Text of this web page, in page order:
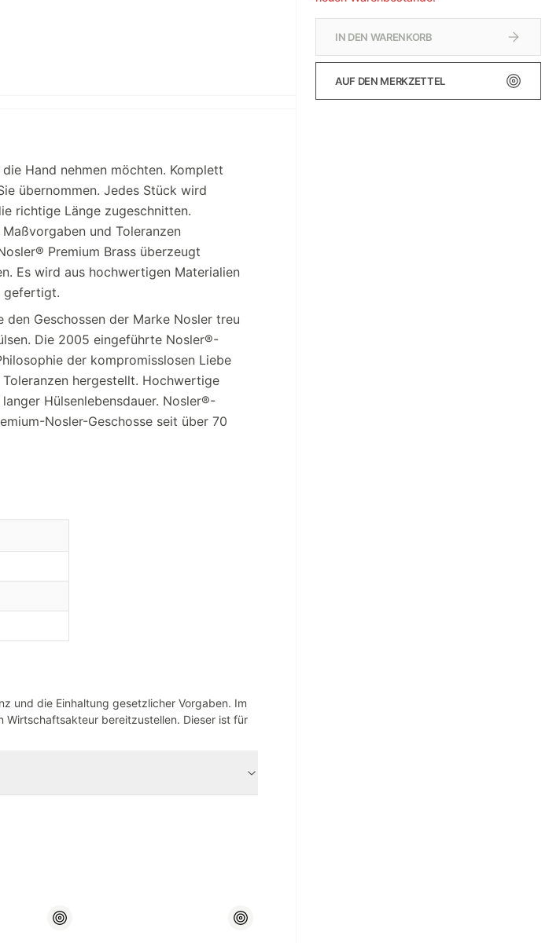
Hand nehmen möchten. Komplett
übernommen. Jedes Stück wird
richtige Länge zugeschnitten.
und Toleranzen
Premium Brass überzeugt
Es wird aus hochwertigen Materialien
gefertigt.
Geschossen der Marke Nosler treu
Die 2005 eingeführte Nosler®-
der kompromisslosen Liebe
hergestellt. Hochwertige
Hülsenlebensdauer. Nosler®-
Nosler-Geschosse seit über 70
und die Einhaltung gesetzlicher Vorgaben. Im
Wirtschaftsakteur bereitzustellen. Dieser ist für
IN DEN WARENKORB
AUF DEN MERKZETTEL